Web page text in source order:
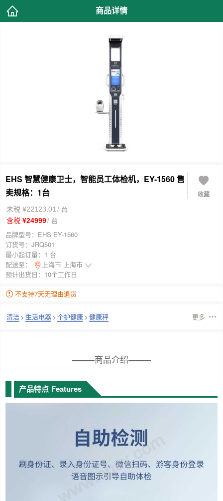
商品详情
EHS 智慧健康卫士，智能员工体检机，EY-1560 售
卖规格：1台
收藏
未税 ¥22123.01 / 台
含税 ¥24999/ 台
品牌型号： EHS EY-1560
订货号： JRQ501
最小起订量： 1 台
配送至：
上海市 上海市
预计出货日：10个工作日
不支持7天无理由退货
清洁> 生活电器> 个护健康> 健康秤 更多
商品介绍
产品特点 Features